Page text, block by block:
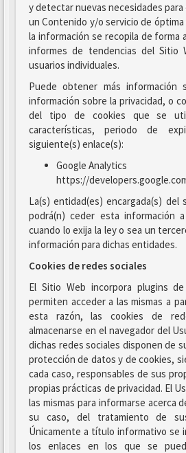
y detectar nuevas necesidades
un Contenido y/o servicio de óptima
la información se recopila de forma
informes de tendencias del Sitio
usuarios individuales.
Puede obtener más información
información sobre la privacidad, o
del tipo de cookies que se
características, periodo de
siguiente(s) enlace(s):
Google Analytics
https://
La(s) entidad(es) encargada(s) del
podrá(n) ceder esta información
cuando lo exija la ley o sea un
información para dichas entidades.
Cookies de redes sociales
El Sitio Web incorpora plugins
permiten acceder a las mismas a
esta razón, las cookies de
almacenarse en el navegador del
dichas redes sociales disponen de
protección de datos y de cookies,
cada caso, responsables de sus
propias prácticas de privacidad. El
las mismas para informarse acerca
su caso, del tratamiento de
Únicamente a título informativo se
los enlaces en los que se